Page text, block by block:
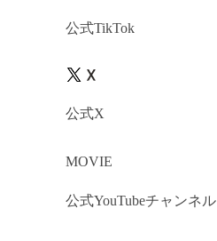
公式TikTok
公式X
MOVIE
公式YouTubeチャンネル